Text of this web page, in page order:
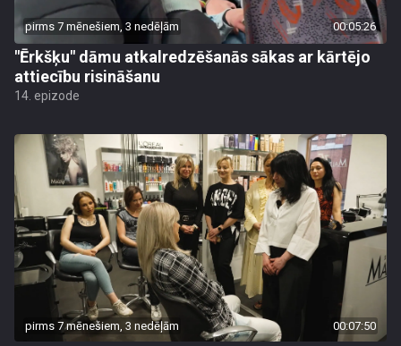
pirms 7 mēnešiem, 3 nedēļām 00:05:26
"Ērkšķu" dāmu atkalredzēšanās sākas ar kārtējo
attiecību risināšanu
14. epizode
pirms 7 mēnešiem, 3 nedēļām 00:07:50